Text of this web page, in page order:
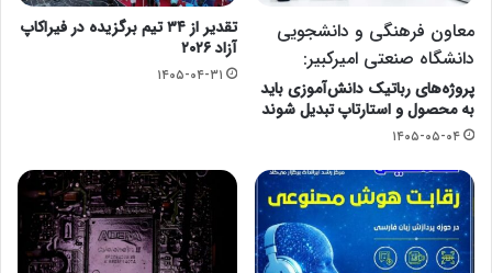
معاون فرهنگی و دانشجویی
دانشگاه صنعتی امیرکبیر:
پروژه‌های رباتیک دانش‌آموزی باید
به محصول و استارتاپ تبدیل شوند
۱۴۰۵-۰۵-۰۴
تقدیر از ۳۴ تیم برگزیده در فیراکاپ
آزاد ۲۰۲۶
۱۴۰۵-۰۴-۳۱